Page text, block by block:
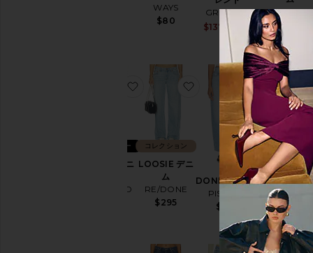
WAYS
$80
GRLFRND
Sale price:
$137
Previous
$235
EB Denim
$330
BELLA デニ
GRLFRND
ベストセラー
お気に入りBELLA デニム
LOOSIE デニ
ム
RE/DONE
$295
コレクション
お気に入りLOOSIE デニ
DONNY デニム
PISTOLA
$188
お気に入
SHE'S ALL
THAT デニ
LIONESS
$99